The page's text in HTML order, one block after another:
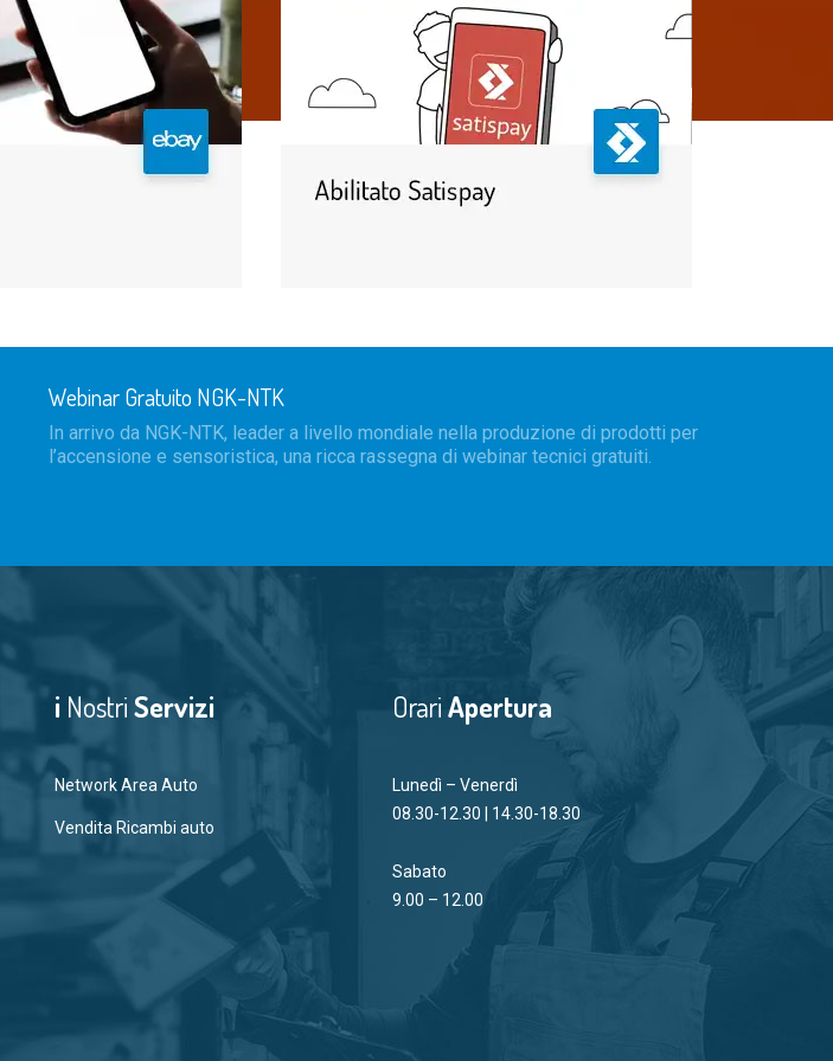
Webinar Gratuito NGK-NTK
In arrivo da NGK-NTK, leader a livello mondiale nella produzione di prodotti per
l’accensione e sensoristica, una ricca rassegna di webinar tecnici gratuiti.
i NostriServizi
Network Area Auto
Vendita Ricambi auto
OrariApertura
Lunedì – Venerdì
08.30-12.30 | 14.30-18.30
Sabato
9.00 – 12.00